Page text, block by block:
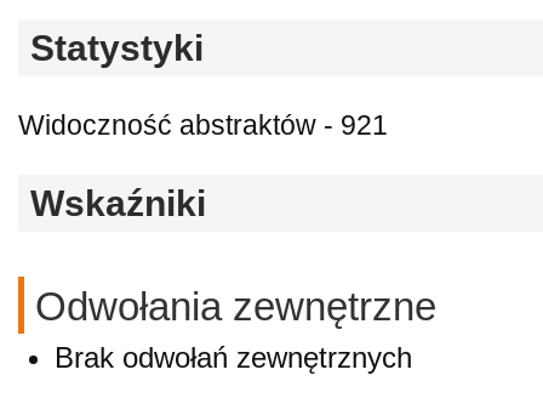
Statystyki
Widoczność abstraktów - 921
Wskaźniki
Odwołania zewnętrzne
Brak odwołań zewnętrznych